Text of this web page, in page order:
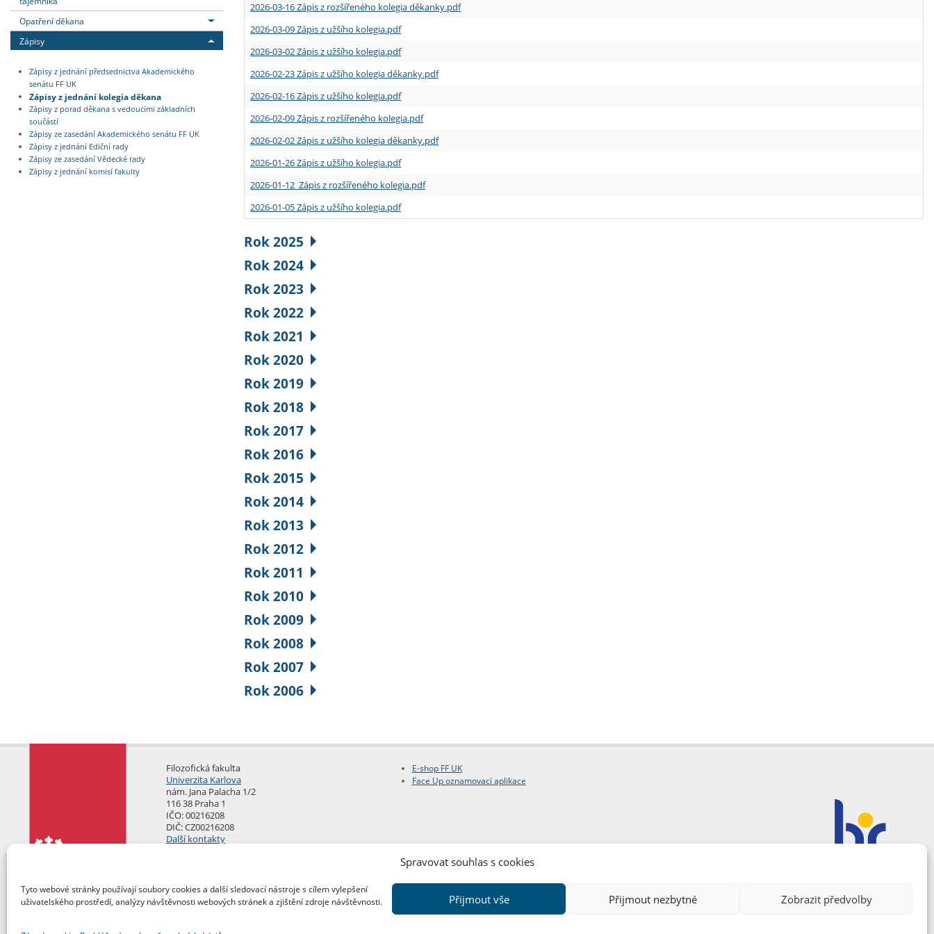
Spravovat souhlas s cookies
Tyto webové stránky používají soubory cookies a další sledovací nástroje s cílem vylepšení
uživatelského prostředí, analýzy návštěvnosti webových stránek a zjištění zdroje návštěvnosti.
Přijmout vše Přijmout nezbytné Zobrazit předvolby
Opatření děkana
Zápisy
Zápisy z jednání předsednictva Akademického
senátu FF UK
Zápisy z jednání kolegia děkana
Zápisy z porad děkana s vedoucími základních
součástí
Zápisy ze zasedání Akademického senátu FF UK
Zápisy z jednání Ediční rady
Zápisy ze zasedání Vědecké rady
Zápisy z jednání komisí fakulty
2026-03-16 Zápis z rozšířeného kolegia děkanky.pdf
2026-03-09 Zápis z užšího kolegia.pdf
2026-03-02 Zápis z užšího kolegia.pdf
2026-02-23 Zápis z užšího kolegia děkanky.pdf
2026-02-16 Zápis z užšího kolegia.pdf
2026-02-09 Zápis z rozšířeného kolegia.pdf
2026-02-02 Zápis z užšího kolegia děkanky.pdf
2026-01-26 Zápis z užšího kolegia.pdf
2026-01-12 Zápis z rozšířeného kolegia.pdf
2026-01-05 Zápis z užšího kolegia.pdf
Rok 2025
Rok 2024
Rok 2023
Rok 2022
Rok 2021
Rok 2020
Rok 2019
Rok 2018
Rok 2017
Rok 2016
Rok 2015
Rok 2014
Rok 2013
Rok 2012
Rok 2011
Rok 2010
Rok 2009
Rok 2008
Rok 2007
Rok 2006
Filozofická fakulta
Univerzita Karlova
nám. Jana Palacha 1/2
116 38 Praha 1
IČO: 00216208
DIČ: CZ00216208
Další kontakty
E-shop FF UK
Face Up oznamovací aplikace